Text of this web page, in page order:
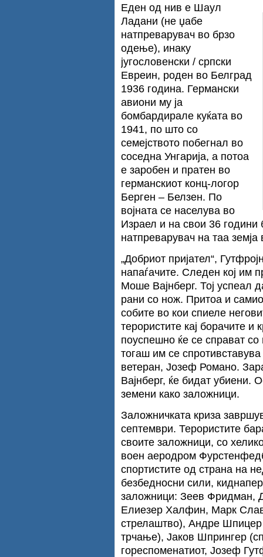
Еден од нив е Шаул
Ладани (не џабе
натпреварувач во брзо
одење), инаку
југословенски / српски
Евреин, роден во Белград
1936 година. Германски
авиони му ја
бомбардирале куќата во
1941, по што со
семејството побегнал во
соседна Унгарија, а потоа
е заробен и пратен во
германскиот конц-логор
Берген – Белзен. По
војната се населува во
Израел и на свои 36 години
натпреварувач на таа
„Добриот пријател“,
напаѓачите. Следен кој им
Моше Вајнберг. Тој успеал
рани со нож. Притоа и
собите во кои спиеле
терористите кај борачите
поуспешно ќе се справат
тогаш им се
ветеран, Јозеф Романо.
Вајнберг, ќе бидат убиени.
земени како заложници.
Заложничката криза
септември. Терористите
своите заложници, со
воен аеродром
спортистите од страна на
безбедносни сили,
заложници: Зеев Фридман,
Елиезер Халфин, Марк
стрелаштво), Андре
трчање), Јаков Шпрингер
гореспоменатиот, Јозеф